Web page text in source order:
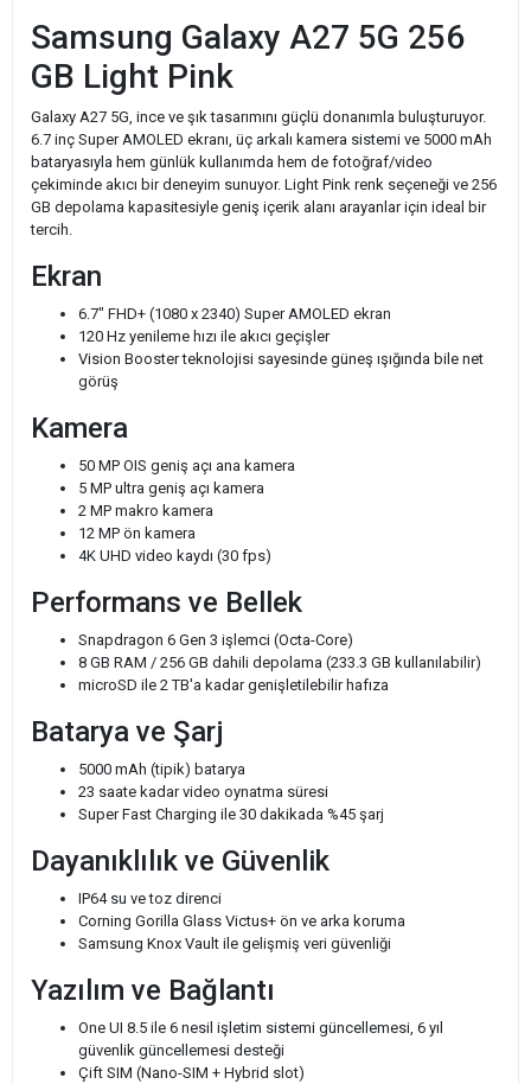
Samsung Galaxy A27 5G 256
GB Light Pink
Galaxy A27 5G, ince ve şık tasarımını güçlü donanımla buluşturuyor.
6.7 inç Super AMOLED ekranı, üç arkalı kamera sistemi ve 5000 mAh
bataryasıyla hem günlük kullanımda hem de fotoğraf/video
çekiminde akıcı bir deneyim sunuyor. Light Pink renk seçeneği ve 256
GB depolama kapasitesiyle geniş içerik alanı arayanlar için ideal bir
tercih.
Ekran
6.7" FHD+ (1080 x 2340) Super AMOLED ekran
120 Hz yenileme hızı ile akıcı geçişler
Vision Booster teknolojisi sayesinde güneş ışığında bile net
görüş
Kamera
50 MP OIS geniş açı ana kamera
5 MP ultra geniş açı kamera
2 MP makro kamera
12 MP ön kamera
4K UHD video kaydı (30 fps)
Performans ve Bellek
Snapdragon 6 Gen 3 işlemci (Octa-Core)
8 GB RAM / 256 GB dahili depolama (233.3 GB kullanılabilir)
microSD ile 2 TB'a kadar genişletilebilir hafıza
Batarya ve Şarj
5000 mAh (tipik) batarya
23 saate kadar video oynatma süresi
Super Fast Charging ile 30 dakikada %45 şarj
Dayanıklılık ve Güvenlik
IP64 su ve toz direnci
Corning Gorilla Glass Victus+ ön ve arka koruma
Samsung Knox Vault ile gelişmiş veri güvenliği
Yazılım ve Bağlantı
One UI 8.5 ile 6 nesil işletim sistemi güncellemesi, 6 yıl
güvenlik güncellemesi desteği
Çift SIM (Nano-SIM + Hybrid slot)